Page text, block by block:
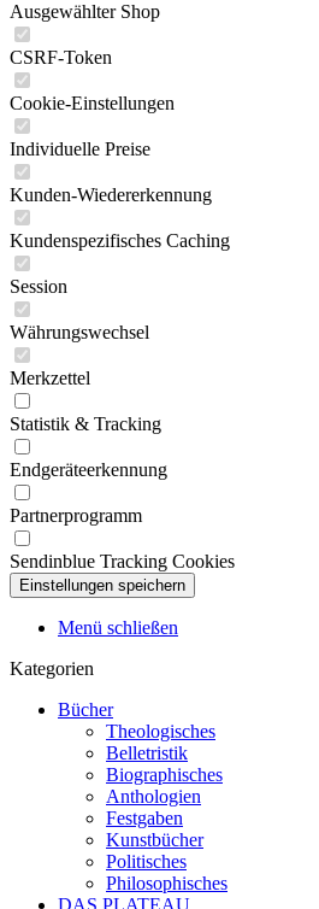
Ausgewählter Shop
CSRF-Token
Cookie-Einstellungen
Individuelle Preise
Kunden-Wiedererkennung
Kundenspezifisches Caching
Session
Währungswechsel
Merkzettel
Statistik & Tracking
Endgeräteerkennung
Partnerprogramm
Sendinblue Tracking Cookies
Menü schließen
Kategorien
Bücher
Theologisches
Belletristik
Biographisches
Anthologien
Festgaben
Kunstbücher
Politisches
Philosophisches
DAS PLATEAU